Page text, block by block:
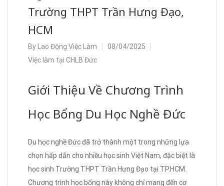
Trường THPT Trần Hưng Đạo,
HCM
By Lao Động Việc Làm
08/04/2025
Việc làm tại CHLB Đức
Giới Thiệu Về Chương Trình
Học Bổng Du Học Nghề Đức
Du học nghề Đức đã trở thành một trong những lựa
chọn hấp dẫn cho nhiều học sinh Việt Nam, đặc biệt là
học sinh Trường THPT Trần Hưng Đạo tại TP.HCM.
Chương trình học bổng này không chỉ mang đến cơ